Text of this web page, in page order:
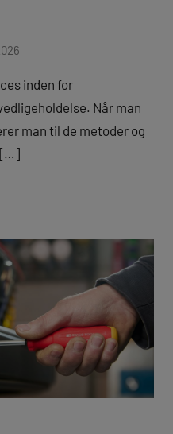
inden for
Når man
man til de metoder og
[…]